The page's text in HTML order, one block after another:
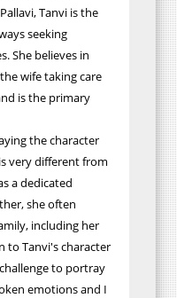
Tanvi is the
seeking
She believes in
wife taking care
is the primary
the character
very different from
a dedicated
she often
including her
to Tanvi's character
to portray
emotions and I